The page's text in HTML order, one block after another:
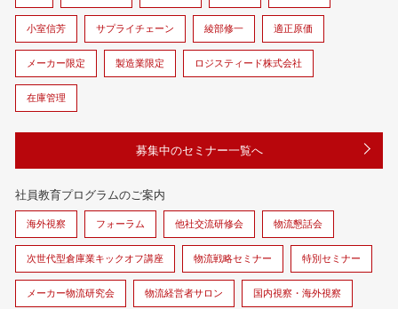
小室信芳 サプライチェーン 綾部修一 適正原価
メーカー限定 製造業限定 ロジスティード株式会社
在庫管理
募集中のセミナー一覧へ
社員教育プログラムのご案内
海外視察 フォーラム 他社交流研修会 物流懇話会
次世代型倉庫業キックオフ講座 物流戦略セミナー 特別セミナー
メーカー物流研究会 物流経営者サロン 国内視察・海外視察